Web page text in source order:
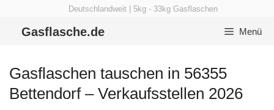
Deutschlandweit | 5kg - 33kg Gasflaschen
Gasflasche.de Menü
Gasflaschen tauschen in 56355
Bettendorf – Verkaufsstellen 2026